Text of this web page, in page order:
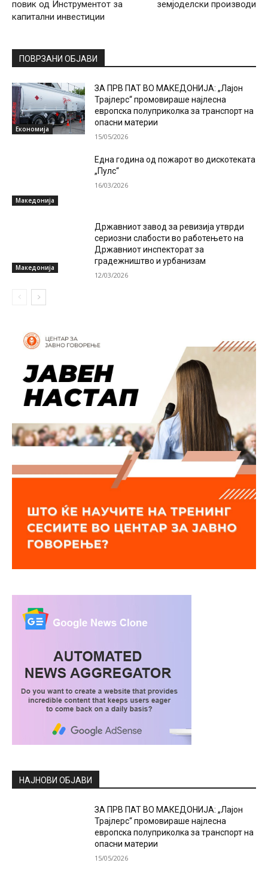
повик од Инструментот за
капитални инвестиции
земјоделски производи
ПОВРЗАНИ ОБЈАВИ
Економија
ЗА ПРВ ПАТ ВО МАКЕДОНИЈА: „Лајон
Трајлерс“ промовираше најлесна
европска полуприколка за транспорт на
опасни материи
15/05/2026
Македонија
Една година од пожарот во дискотеката
„Пулс“
16/03/2026
Македонија
Државниот завод за ревизија утврди
сериозни слабости во работењето на
Државниот инспекторат за
градежништво и урбанизам
12/03/2026
НАЈНОВИ ОБЈАВИ
ЗА ПРВ ПАТ ВО МАКЕДОНИЈА: „Лајон
Трајлерс“ промовираше најлесна
европска полуприколка за транспорт на
опасни материи
15/05/2026